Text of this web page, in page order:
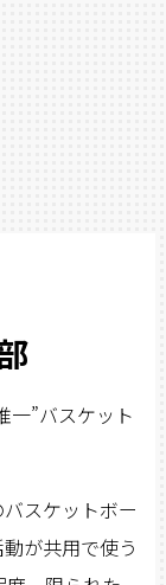
一”バスケット
スケットボー
が共用で使う